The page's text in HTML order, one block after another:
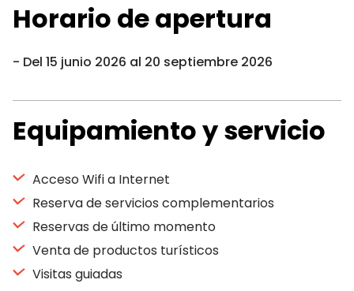
Horario de apertura
Del 15 junio 2026 al 20 septiembre 2026
Equipamiento y servicio
Acceso Wifi a Internet
Reserva de servicios complementarios
Reservas de último momento
Venta de productos turísticos
Visitas guiadas